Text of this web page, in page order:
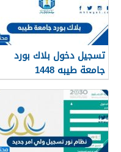
تسجيل دخول بلاك بورد
جامعة طيبه 1448